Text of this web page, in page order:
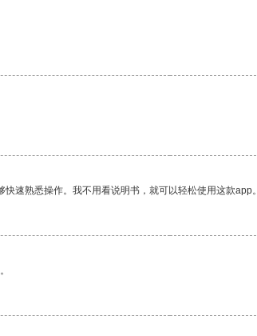
速熟悉操作。我不用看说明书，就可以轻松使用这款app。